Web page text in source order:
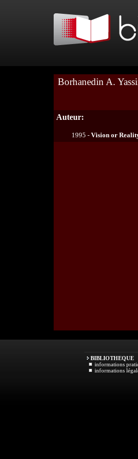
Borhanedin A.
Auteur:
1995 - Vision or
BIBLIOTHEQUE
informations
informations